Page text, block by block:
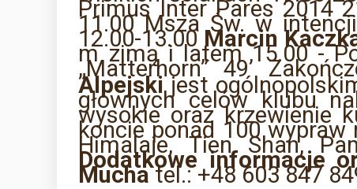
Primus Inter Pares 2014
11.00 Msza Św. w
12.00-13.00 Marcin
m zimą i latem 15.00 -
„Matterhorn” 49’
Alpejskijest
głównych celów klubu
wysokie oraz krzewienie
koncie ponad 100
Himalaje, Tien Shan,
Dodatkowe informacje
Muchatel.: +48 603 847